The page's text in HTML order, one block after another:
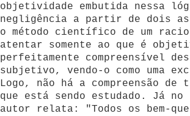
objetividade embutida nessa
negligência a partir de dois
o método científico de um
atentar somente ao que é
perfeitamente compreensível
subjetivo, vendo-o como uma
Logo, não há a compreensão de
que está sendo estudado. Já no
autor relata: "Todos os bem-